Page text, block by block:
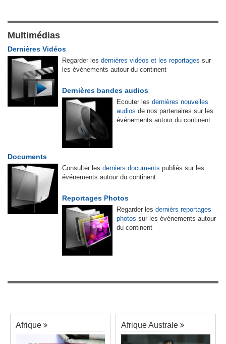
Multimédias
Dernières Vidéos
Regarder les dernières vidéos et les reportages sur
les événements autour du continent
Dernières bandes audios
Ecouter les dernières nouvelles
audios de nos partenaires sur les
événements autour du continent.
Documents
Consulter les derniers documents publiés sur les
événements autour du continent
Reportages Photos
Regarder les dernièrs reportages
photos sur les événements autour
du continent
Afrique Afrique Australe